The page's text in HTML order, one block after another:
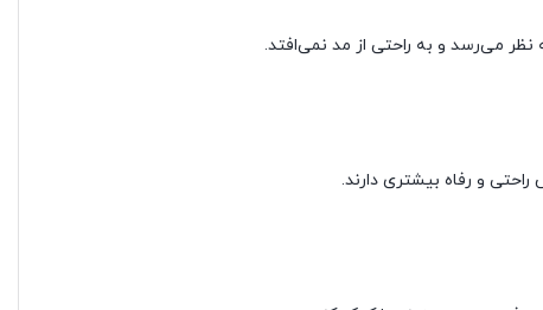
می‌رسد و به راحتی از مد نمی‌افتد.
و رفاه بیشتری دارند.